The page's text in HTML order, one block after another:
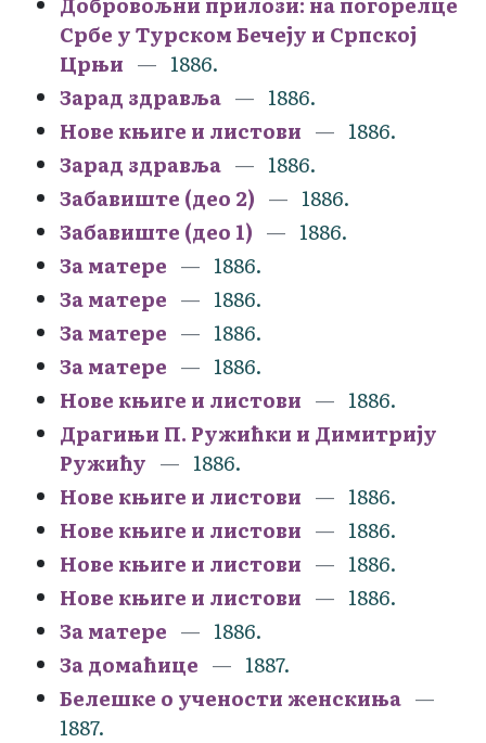
Србе у Турском Бечеју и Српској
Црњи
1886.
Зарад здравља
1886.
Нове књиге и листови
1886.
Зарад здравља
1886.
Забавиште (део 2)
1886.
Забавиште (део 1)
1886.
За матере
1886.
За матере
1886.
За матере
1886.
За матере
1886.
Нове књиге и листови
1886.
Драгињи П. Ружићки и Димитрију
Ружићу
1886.
Нове књиге и листови
1886.
Нове књиге и листови
1886.
Нове књиге и листови
1886.
Нове књиге и листови
1886.
За матере
1886.
За домаћице
1887.
Белешке о учености женскиња
1887.